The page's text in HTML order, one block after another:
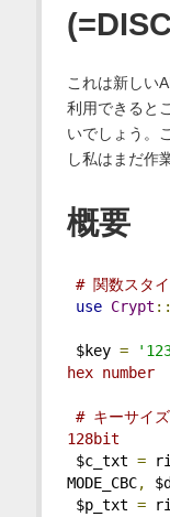
これは新しい
利用できると
いでしょう。
し私はまだ作
概要
# 関数スタ
use Crypt ::
$key =
hex number
# キーサイ
128bit
$c_txt =
MODE_CBC,
$p_txt =